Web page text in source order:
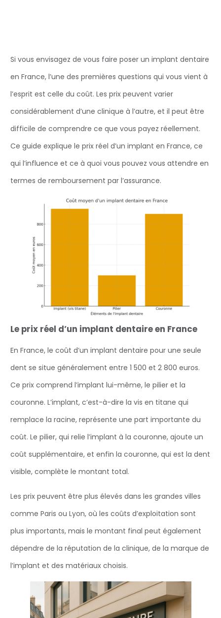
Si vous envisagez de vous faire poser un implant dentaire
en France, l’une des premières questions qui vous vient à
l’esprit est celle du coût. Les prix peuvent varier
considérablement d’une clinique à l’autre, et il peut être
difficile de comprendre ce que vous payez réellement.
Ce guide explique le prix réel d’un implant en France, ce
qui l’influence et ce à quoi vous pouvez vous attendre en
termes de remboursement par l’assurance.
Le prix réel d’un implant dentaire en France
En France, le coût d’un implant dentaire pour une seule
dent se situe généralement entre 1 500 et 2 800 euros.
Ce prix comprend l’implant lui-même, le pilier et la
couronne. L’implant, c’est-à-dire la vis en titane qui
remplace la racine, représente une part importante du
coût. Le pilier, qui relie l’implant à la couronne, ajoute un
coût supplémentaire, et enfin la couronne, qui est la dent
visible, complète le montant total.
Les prix peuvent être plus élevés dans les grandes villes
comme Paris ou Lyon, où les coûts d’exploitation sont
plus importants, mais le montant final peut également
dépendre de la réputation de la clinique, de la marque de
l’implant et des matériaux choisis.